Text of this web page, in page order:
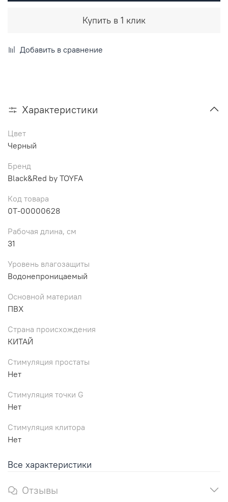
Купить в 1 клик
Добавить в сравнение
Характеристики
Цвет
Черный
Бренд
Black&Red by TOYFA
Код товара
0T-00000628
Рабочая длина, см
31
Уровень влагозащиты
Водонепроницаемый
Основной материал
ПВХ
Страна происхождения
КИТАЙ
Стимуляция простаты
Нет
Стимуляция точки G
Нет
Стимуляция клитора
Нет
Все характеристики
Отзывы